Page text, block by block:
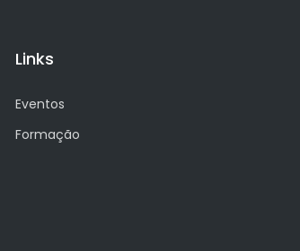
Links
Eventos
Formação